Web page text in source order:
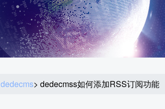
dedecms> dedecmss如何添加RSS订阅功能